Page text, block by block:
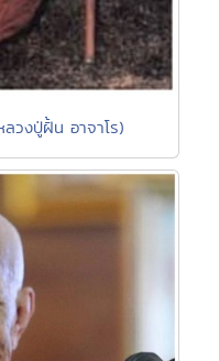
วงปู่ฝั้น อาจาโร)